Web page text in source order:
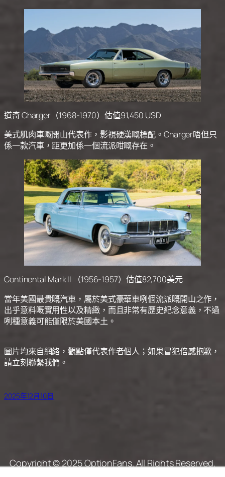
道奇 Charger（1968-1970）估值91,450 USD
美式肌肉車嘅開山代表作，影視硬漢嘅標配。Charger唔但只
係一款汽車，距更加係一個流派咁嘅存在。
Continental Mark II （1956-1957）估值82,700美元
當年美國最貴嘅汽車，屬於美式豪華車咧個流派嘅開山之作，
出乎意料嘅實用性以及精緻，而且非常有歷史紀念意義，不過
咧種意義可能僅限於美國本土。
圖片均來自網絡，觀點僅代表作者個人；如果冒犯倍感抱歉，
請立刻聯繫我們。
2025年12月10日
Copyright © 2025 OptionFans. All Rights Reserved.